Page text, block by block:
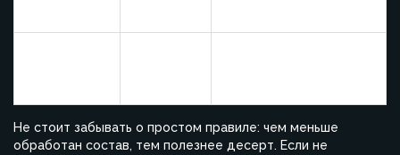
Не стоит забывать о простом правиле: чем меньше
обработан состав, тем полезнее десерт. Если не